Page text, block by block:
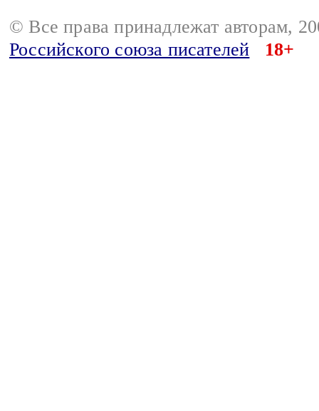
© Все права принадлежат авторам,
Российского союза писателей
18+